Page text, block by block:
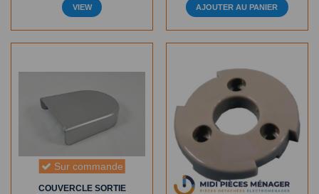
VIEW AJOUTER AU PANIER
Sur commande
COUVERCLE SORTIE